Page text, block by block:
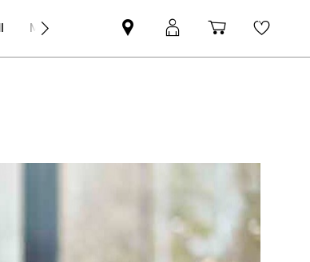
MINI Empresas
Pesquisar
parceiro
Iniciar
sessão
Carrinho
de